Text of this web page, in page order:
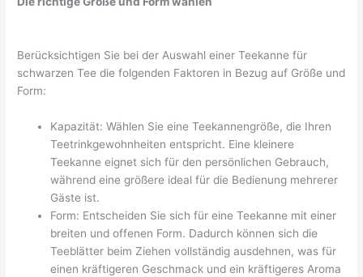
Berücksichtigen Sie bei der Auswahl einer Teekanne für
schwarzen Tee die folgenden Faktoren in Bezug auf Größe und
Form:
Kapazität: Wählen Sie eine Teekannengröße, die Ihren
Teetrinkgewohnheiten entspricht. Eine kleinere
Teekanne eignet sich für den persönlichen Gebrauch,
während eine größere ideal für die Bedienung mehrerer
Gäste ist.
Form: Entscheiden Sie sich für eine Teekanne mit einer
breiten und offenen Form. Dadurch können sich die
Teeblätter beim Ziehen vollständig ausdehnen, was für
einen kräftigeren Geschmack und ein kräftigeres Aroma